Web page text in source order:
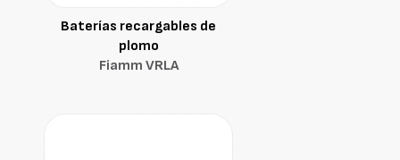
Baterías recargables de
plomo
Fiamm VRLA